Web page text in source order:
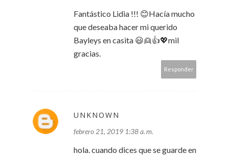
Fantástico Lidia !!! 😊Hacía mucho
que deseaba hacer mi querido
Bayleys en casita 😃👱👍💖mil
gracias.
Responder
UNKNOWN
febrero 21, 2019 1:38 a. m.
hola. cuando dices que se guarde en